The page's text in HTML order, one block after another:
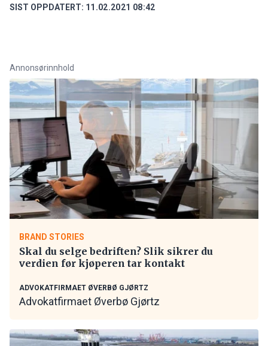
SIST OPPDATERT: 11.02.2021 08:42
Annonsørinnhold
BRAND STORIES
Skal du selge bedriften? Slik sikrer du
verdien før kjøperen tar kontakt
ADVOKATFIRMAET ØVERBØ GJØRTZ
Advokatfirmaet Øverbø Gjørtz